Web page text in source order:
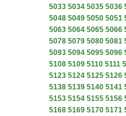
5033 5034 5035 5036
5048 5049 5050 5051
5063 5064 5065 5066
5078 5079 5080 5081
5093 5094 5095 5096
5108 5109 5110 5111
5123 5124 5125 5126
5138 5139 5140 5141
5153 5154 5155 5156
5168 5169 5170 5171